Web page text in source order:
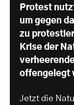
Protest
um gegen
zu
Krise der
offengelegt
Jetzt die